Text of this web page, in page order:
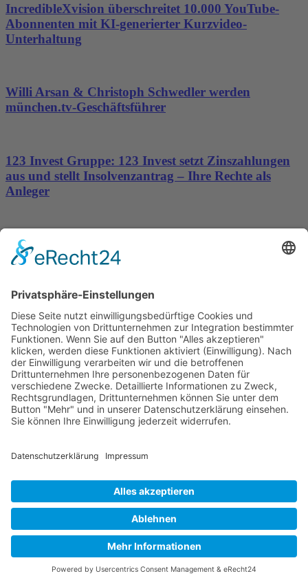
IncredibleXvision überschreitet 10.000 YouTube-
Abonnenten mit KI-generierter Kurzvideo-
Unterhaltung
Willi Arsan & Christoph Schwedler werden
münchen.tv-Geschäftsführer
123 Invest Gruppe: 123 Invest setzt Zinszahlungen
aus und stellt Insolvenzantrag – Ihre Rechte als
Anleger
Dronus sichert sich 15 Millionen Dollar und treibt
den Aufbau autonomer Luftinfrastruktur voran
Wichtiges
Impressum
Datenschutz
Kooperation
Werbung
Presse- und Öffentlichkeitsarbeit
Aktuelles
Themenwelt
Geprüfter Franchisegeber
© 2023 Franchisevergleich.eu
Facebook-f Twitter Youtube